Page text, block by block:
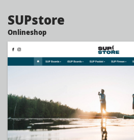
SUPstore
Onlineshop